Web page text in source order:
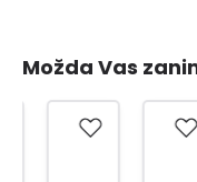
Možda Vas